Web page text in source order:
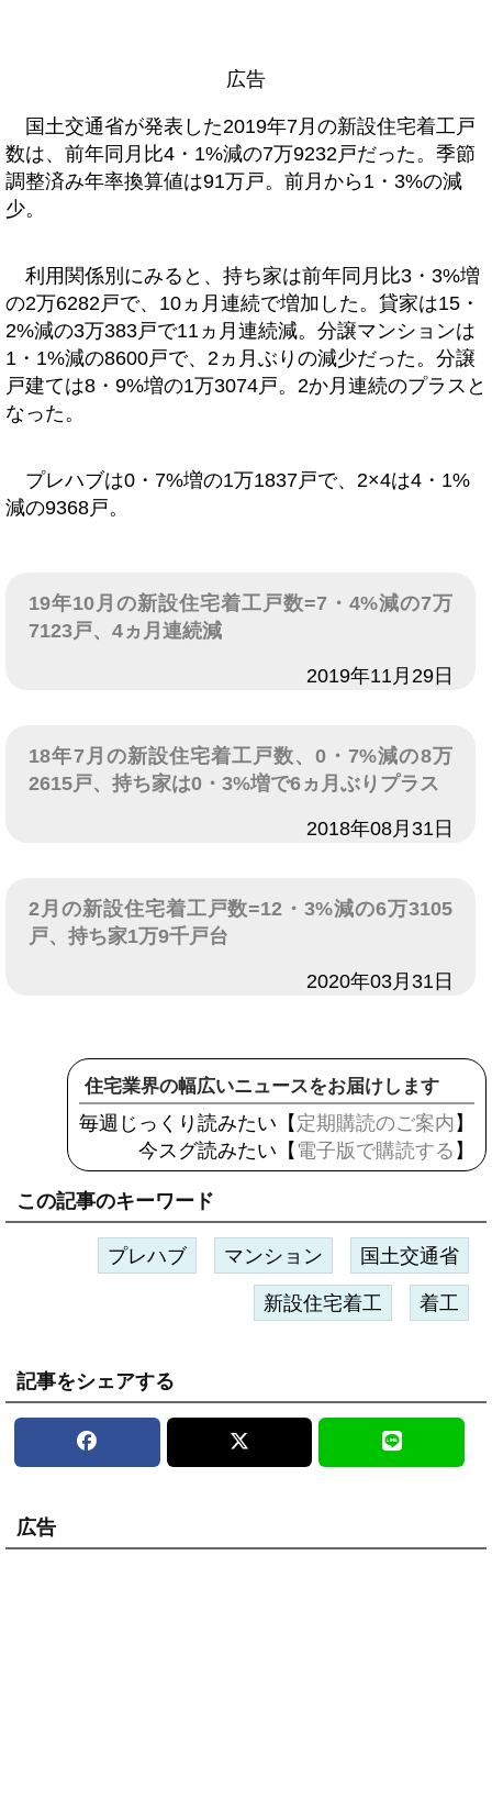
広告
国土交通省が発表した2019年7月の新設住宅着工戸
数は、前年同月比4・1%減の7万9232戸だった。季節
調整済み年率換算値は91万戸。前月から1・3%の減
少。
利用関係別にみると、持ち家は前年同月比3・3%増
の2万6282戸で、10ヵ月連続で増加した。貸家は15・
2%減の3万383戸で11ヵ月連続減。分譲マンションは
1・1%減の8600戸で、2ヵ月ぶりの減少だった。分譲
戸建ては8・9%増の1万3074戸。2か月連続のプラスと
なった。
プレハブは0・7%増の1万1837戸で、2×4は4・1%
減の9368戸。
19年10月の新設住宅着工戸数=7・4%減の7万
7123戸、4ヵ月連続減
2019年11月29日
18年7月の新設住宅着工戸数、0・7%減の8万
2615戸、持ち家は0・3%増で6ヵ月ぶりプラス
2018年08月31日
2月の新設住宅着工戸数=12・3%減の6万3105
戸、持ち家1万9千戸台
2020年03月31日
住宅業界の幅広いニュースをお届けします
毎週じっくり読みたい【 定期購読のご案内 】
今スグ読みたい【 電子版で購読する 】
この記事のキーワード
プレハブ マンション 国土交通省
新設住宅着工 着工
記事をシェアする
広告